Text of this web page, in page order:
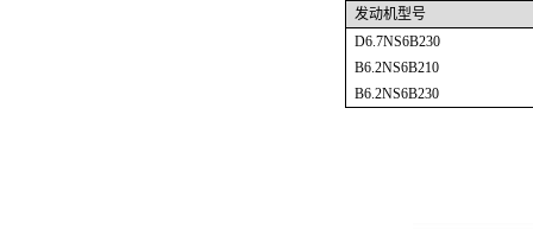
发动机型号
D6.7NS6B230
B6.2NS6B210
B6.2NS6B230